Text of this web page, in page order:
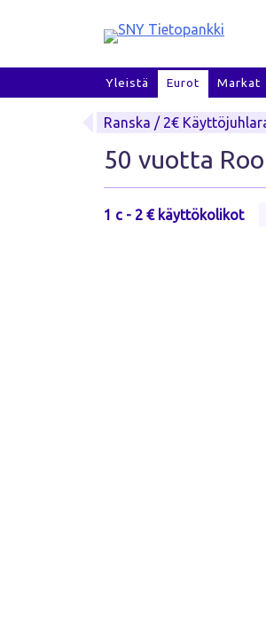
Yleistä
Eurot Markat
Ranska / 2€
50 vuotta
1 c - 2 € käyttökolikot